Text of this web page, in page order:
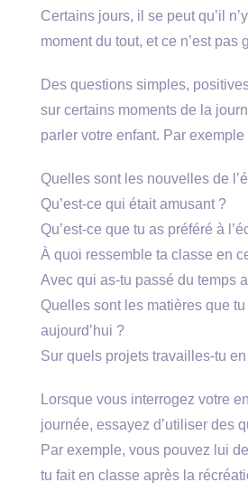
Certains jours, il se peut qu’il
moment du tout, et ce n’est pas
Des questions simples,
sur certains moments de la
parler votre enfant. Par exemple
Quelles sont les nouvelles de
Qu’est-ce qui était amusant ?
Qu’est-ce que tu as préféré à
À quoi ressemble ta classe en
Avec qui as-tu passé du temps
Quelles sont les matières que
aujourd’hui ?
Sur quels projets travailles-tu
Lorsque vous interrogez votre
journée, essayez d’utiliser des
Par exemple, vous pouvez lui
tu fait en classe après la